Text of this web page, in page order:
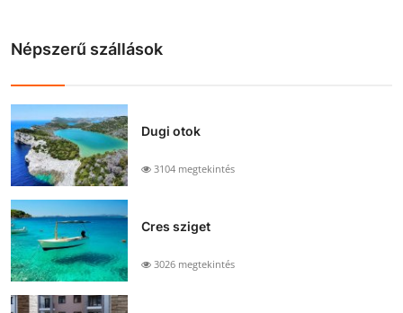
Népszerű szállások
Dugi otok
3104 megtekintés
Cres sziget
3026 megtekintés